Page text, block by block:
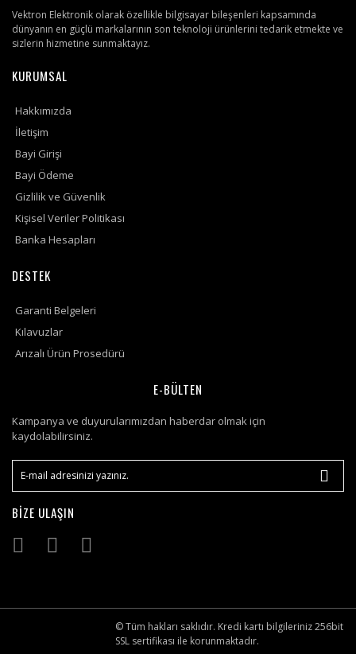
Vektron Elektronik olarak özellikle bilgisayar bileşenleri kapsamında
dünyanın en güçlü markalarının son teknoloji ürünlerini tedarik etmekte ve
sizlerin hizmetine sunmaktayız.
KURUMSAL
Hakkımızda
İletişim
Bayi Girişi
Bayi Ödeme
Gizlilik ve Güvenlik
Kişisel Veriler Politikası
Banka Hesapları
DESTEK
Garanti Belgeleri
Kılavuzlar
Arızalı Ürün Prosedürü
E-BÜLTEN
Kampanya ve duyurularımızdan haberdar olmak için
kaydolabilirsiniz.
BİZE ULAŞIN
© Tüm hakları saklıdır. Kredi kartı bilgileriniz 256bit
SSL sertifikası ile korunmaktadır.